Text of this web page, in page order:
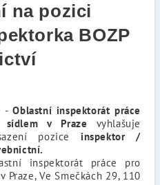
na pozici
BOZP
-Oblastní inspektorát práce
sídlem v Praze vyhlašuje
pozice
inspektor /
inspektorát práce pro
Praze, Ve Smečkách 29, 110